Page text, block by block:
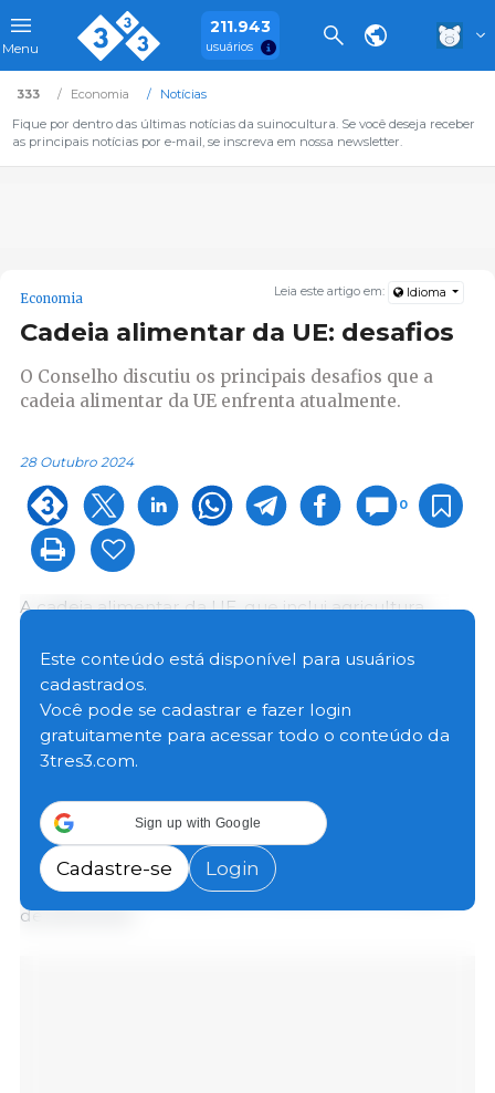
Menu
211.943
usuários
333 Economia
Notícias
Fique por dentro das últimas notícias da suinocultura. Se você deseja receber
as principais notícias por e-mail, se inscreva em nossa newsletter.
Leia este artigo em: Idioma
Economia
Cadeia alimentar da UE: desafios
O Conselho discutiu os principais desafios que a
cadeia alimentar da UE enfrenta atualmente.
28 Outubro 2024
0
A cadeia alimentar da UE, que inclui agricultura,
varejo, emprega 29 milhões de pessoas — 14% da
força de trabalho da UE — e gera € 800 bilhões em
valor agregado.
No entanto, os operadores da cadeia alimentar da
mudanças climáticas, a disseminação de doenças
animais e pragas de plantas, resistência
antimicrobiana, bem como problemas relacionados
à falta de harmonização de iniciativas de rotulagem
de alimentos.
Este conteúdo está disponível para usuários
cadastrados.
Você pode se cadastrar e fazer login
gratuitamente para acessar todo o conteúdo da
3tres3.com.
Sign up with Google
Cadastre-se Login